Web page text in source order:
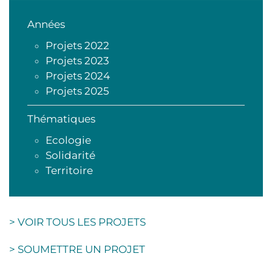
Années
Projets 2022
Projets 2023
Projets 2024
Projets 2025
Thématiques
Ecologie
Solidarité
Territoire
> VOIR TOUS LES PROJETS
> SOUMETTRE UN PROJET